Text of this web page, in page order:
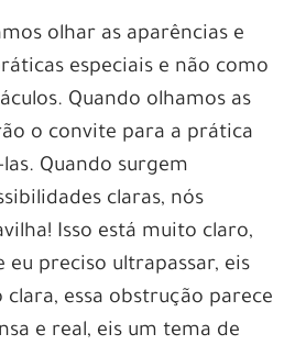
olhar as aparências e
especiais e não como
Quando olhamos as
o convite para a prática
Quando surgem
claras, nós
Isso está muito claro,
eu preciso ultrapassar, eis
essa obstrução parece
e real, eis um tema de